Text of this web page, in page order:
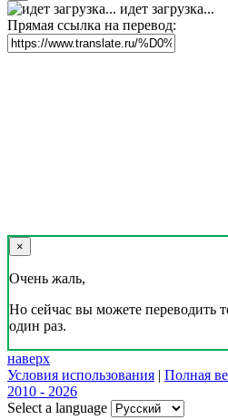
идет загрузка...
Прямая ссылка на перевод:
×
Очень жаль,
Но сейчас вы можете переводить
один раз.
наверх
Условия использования | Полная
2010 - 2026
Select a language